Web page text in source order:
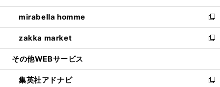
開
く
ウ
で
開
く
ン
ド
ウ
で
開
ウ
ィ
ン
ド
ウ
開
く
し
い
ウ
ィ
ン
ウ
で
mirabella homme
新
し
い
ウ
ン
ド
zakka market
新
し
ウ
ィ
その他WEBサービス
集英社アドナビ 新